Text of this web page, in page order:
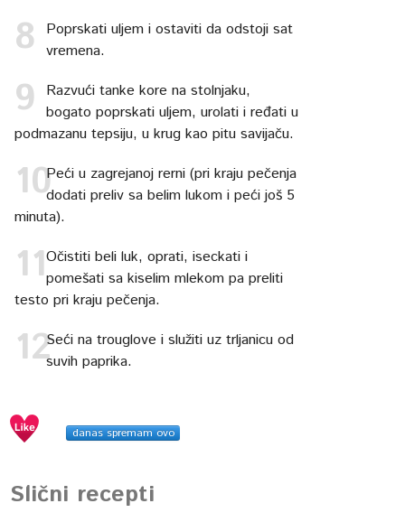
Poprskati uljem i ostaviti da odstoji sat
vremena.
Razvući tanke kore na stolnjaku,
bogato poprskati uljem, urolati i ređati u
podmazanu tepsiju, u krug kao pitu savijaču.
Peći u zagrejanoj rerni (pri kraju pečenja
dodati preliv sa belim lukom i peći još 5
minuta).
Očistiti beli luk, oprati, iseckati i
pomešati sa kiselim mlekom pa preliti
testo pri kraju pečenja.
Seći na trouglove i služiti uz trljanicu od
suvih paprika.
danas spremam ovo
Slični recepti